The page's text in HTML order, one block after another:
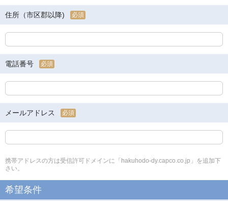
住所（市区郡以降) 必須
電話番号 必須
メールアドレス 必須
携帯アドレスの方は受信許可ドメインに「hakuhodo-dy.capco.co.jp」を追加下
さい。
希望条件